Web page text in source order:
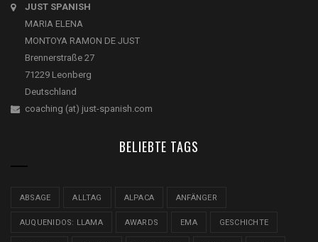
JUST SPANISH
MARIA ELENA
MONTOYA RAMON DE JUST
Brennerstraße 27
71229 Leonberg
Deutschland
coaching (at) just-spanish.com
BELIEBTE TAGS
ABSAGE ALLTAG ALPACA ANFÄNGER
AUQUENIDOS: LLAMA AWARDS EMA GESCHICHTE